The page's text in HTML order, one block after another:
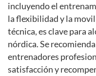
incluyendo el
la flexibilidad y la
técnica, es clave para
nórdica. Se
entrenadores
satisfacción y